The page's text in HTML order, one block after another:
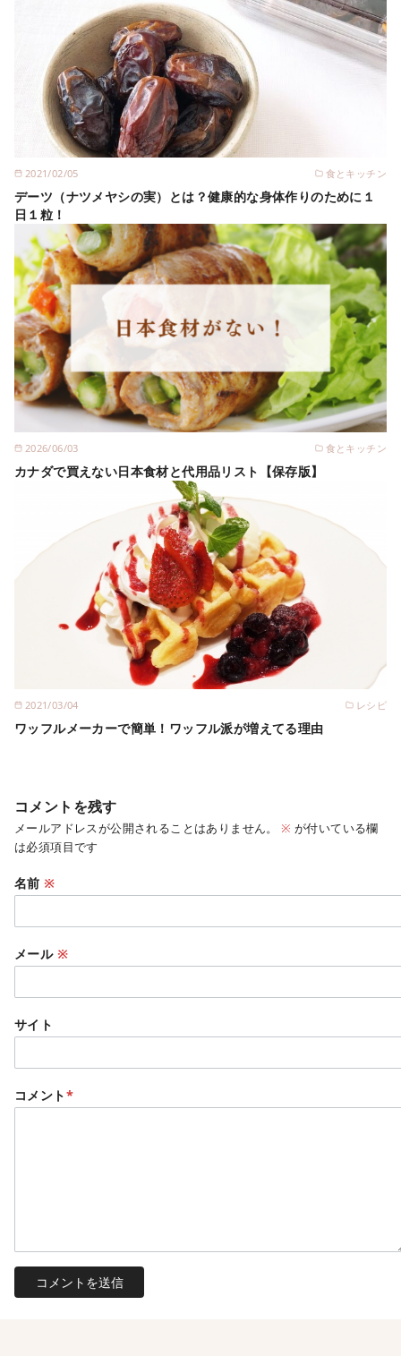
2021/02/05 食とキッチン
デーツ（ナツメヤシの実）とは？健康的な身体作りのために１
日１粒！
2026/06/03 食とキッチン
カナダで買えない日本食材と代用品リスト【保存版】
2021/03/04 レシピ
ワッフルメーカーで簡単！ワッフル派が増えてる理由
コメントを残す
メールアドレスが公開されることはありません。 ※ が付いている欄
は必須項目です
名前※
メール ※
サイト
コメント*